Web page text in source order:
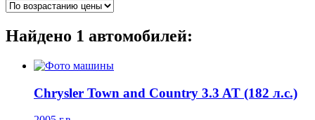
Найдено 1 автомобилей:
Chrysler Town and Country 3.3 AT (182 л.с.)